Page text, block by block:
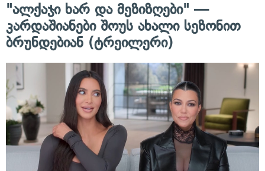
"ალქაჯი ხარ და მეზიზღები" —
კარდაშიანები შოუს ახალი სეზონით
ბრუნდებიან (ტრეილერი)